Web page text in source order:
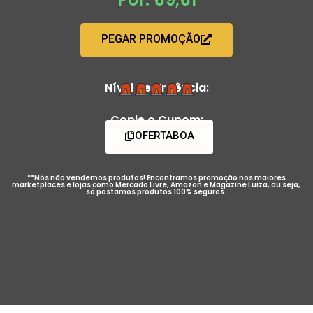
PEGAR PROMOÇÃO
Nível de Urgência:
Copie o Cupom:
OFERTABOA
**Nós não vendemos produtos! Encontramos promoção nos maiores
marketplaces e lojas como Mercado Livre, Amazon e Magazine Luiza, ou seja,
só postamos produtos 100% seguros.